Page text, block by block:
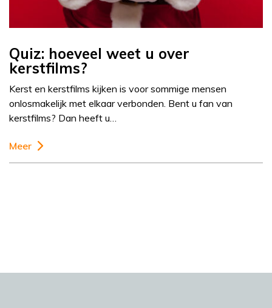
Quiz: hoeveel weet u over
kerstfilms?
Kerst en kerstfilms kijken is voor sommige mensen
onlosmakelijk met elkaar verbonden. Bent u fan van
kerstfilms? Dan heeft u…
Meer